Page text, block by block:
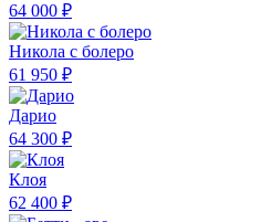
64 000 ₽
Никола с болеро
61 950 ₽
Дарио
64 300 ₽
Клоя
62 400 ₽